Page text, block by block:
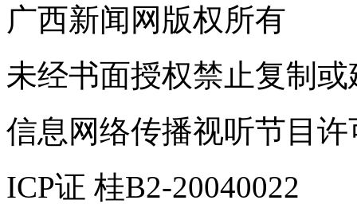
广西新闻网版权所有
未经书面授权禁止复制
信息网络传播视听节目许
ICP证 桂B2-20040022